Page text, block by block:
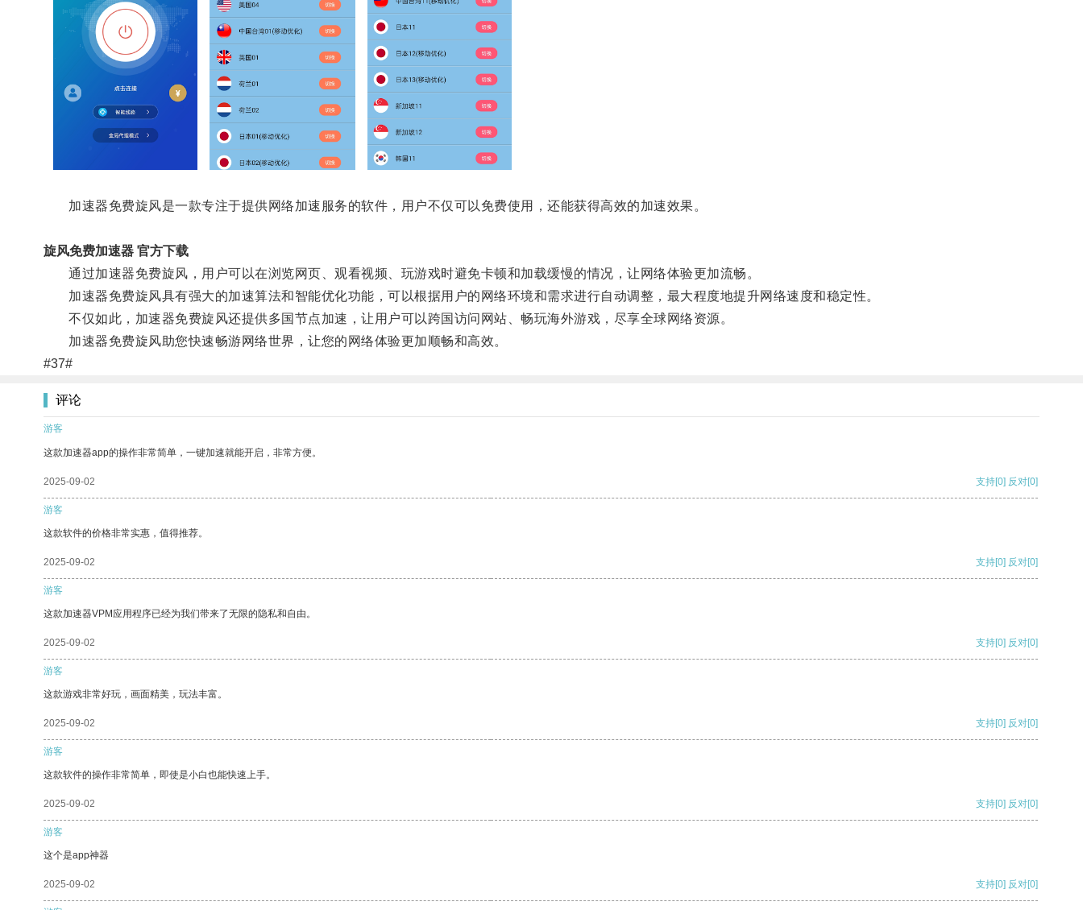
加速器免费旋风是一款专注于提供网络加速服务的软件，用户不仅可以免费使用，还能获得高效的加速效果。
旋风免费加速器 官方下载
通过加速器免费旋风，用户可以在浏览网页、观看视频、玩游戏时避免卡顿和加载缓慢的情况，让网络体验更加流畅。
加速器免费旋风具有强大的加速算法和智能优化功能，可以根据用户的网络环境和需求进行自动调整，最大程度地提升网络速度和稳定性。
不仅如此，加速器免费旋风还提供多国节点加速，让用户可以跨国访问网站、畅玩海外游戏，尽享全球网络资源。
加速器免费旋风助您快速畅游网络世界，让您的网络体验更加顺畅和高效。
#37#
评论
游客
这款加速器app的操作非常简单，一键加速就能开启，非常方便。
2025-09-02 支持[0] 反对[0]
游客
这款软件的价格非常实惠，值得推荐。
2025-09-02 支持[0] 反对[0]
游客
这款加速器VPM应用程序已经为我们带来了无限的隐私和自由。
2025-09-02 支持[0] 反对[0]
游客
这款游戏非常好玩，画面精美，玩法丰富。
2025-09-02 支持[0] 反对[0]
游客
这款软件的操作非常简单，即使是小白也能快速上手。
2025-09-02 支持[0] 反对[0]
游客
这个是app神器
2025-09-02 支持[0] 反对[0]